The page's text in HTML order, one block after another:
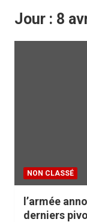
Jour : 8
NON CLASSÉ
l’armée
derniers